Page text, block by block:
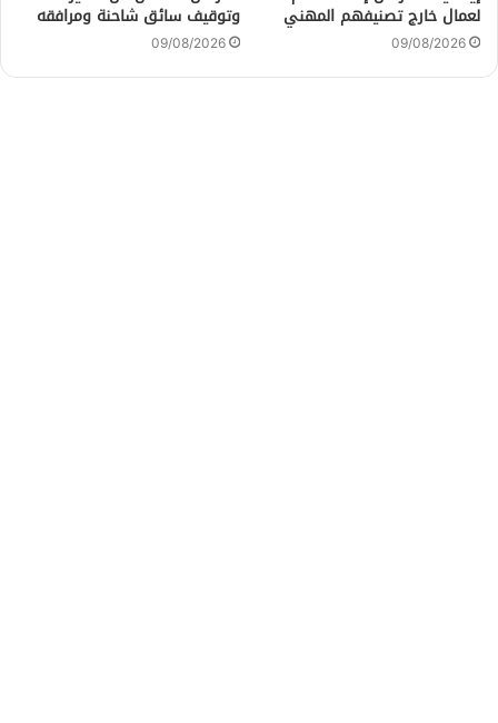
لعمال خارج تصنيفهم المهني
09/08/2026
وتوقيف سائق شاحنة ومرافقه
09/08/2026